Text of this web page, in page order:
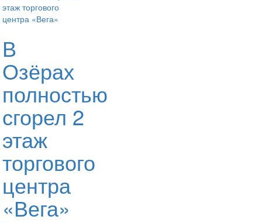
В
Озёрах
полностью
сгорел 2
этаж
торгового
центра
«Вега»